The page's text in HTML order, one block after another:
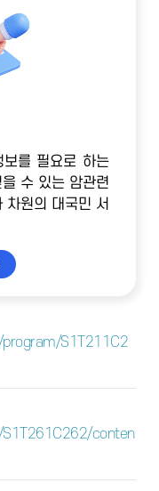
를 필요로 하는
수 있는 암관련
차원의 대국민 서
S1T211C2
conten